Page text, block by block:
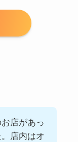
店があっ
店内はオ